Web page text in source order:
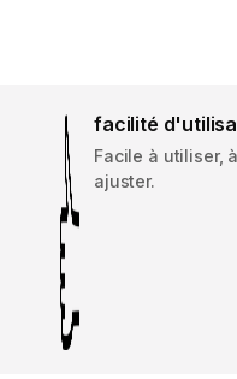
facilité
Facile à utiliser,
ajuster.